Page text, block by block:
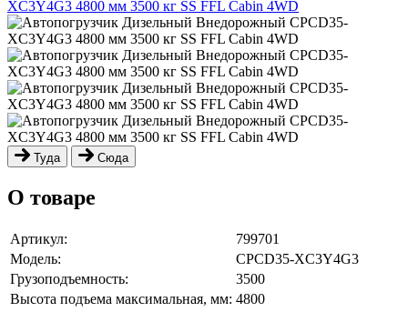
Туда Сюда
О товаре
Артикул:
799701
Модель:
CPCD35-XC3Y4G3
Грузоподъемность:
3500
Высота подъема максимальная, мм: 4800